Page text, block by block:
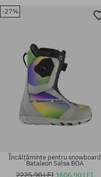
Mărimi existente:
-27%
Încălțăminte pentru snowboard
Bataleon Salsa BOA
2225,90 LEI 1606,90 LEI